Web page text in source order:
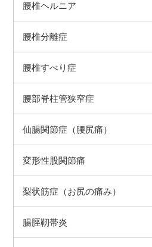
腰椎ヘルニア
腰椎分離症
腰椎すべり症
腰部脊柱管狭窄症
仙腸関節症（腰尻痛）
変形性股関節痛
梨状筋症（お尻の痛み）
腸脛靭帯炎